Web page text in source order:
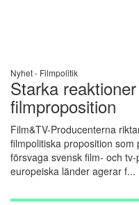
Nyhet - Filmpolitik
Starka
filmproposition
Film&TV-Producenterna
filmpolitiska proposition
försvaga svensk film- och
europeiska länder agerar f...